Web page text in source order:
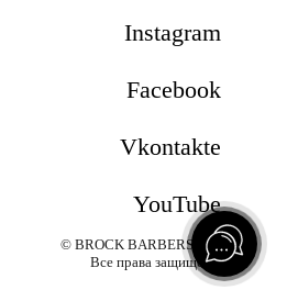
Instagram
Facebook
Vkontakte
YouTube
© BROCK BARBERSHOP
Все права защищены